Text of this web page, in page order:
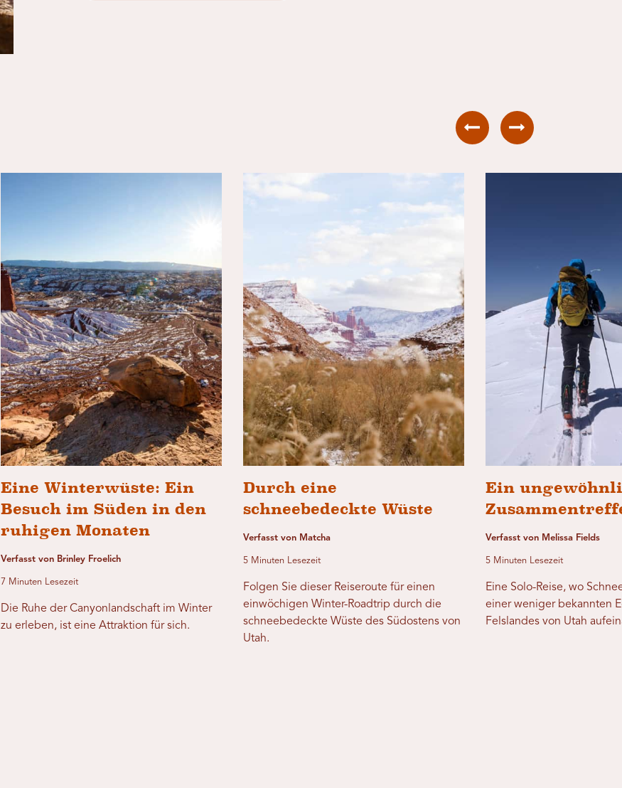
Eine Winterwüste: Ein
Besuch im Süden in den
ruhigen Monaten
Verfasst von Brinley Froelich
7 Minuten Lesezeit
Die Ruhe der Canyonlandschaft im Winter
zu erleben, ist eine Attraktion für sich.
Durch eine
schneebedeckte Wüste
Verfasst von Matcha
5 Minuten Lesezeit
Folgen Sie dieser Reiseroute für einen
einwöchigen Winter-Roadtrip durch die
schneebedeckte Wüste des Südostens von
Utah.
Ein
Verfasst von Melissa Fields
5 Minuten Lesezeit
Eine Solo-Reise, wo
einer weniger bekannten
Felslandes von Utah